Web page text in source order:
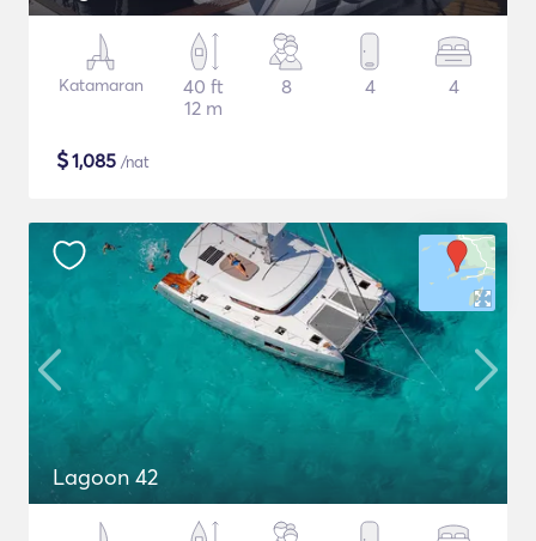
Katamaran
40 ft
12 m
8 4 4
$1,085 /nat
Lagoon 42